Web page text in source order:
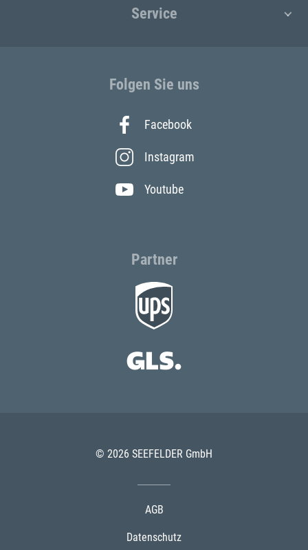
Service
Folgen Sie uns
Facebook
Instagram
Youtube
Partner
© 2026 SEEFELDER GmbH
AGB
Datenschutz